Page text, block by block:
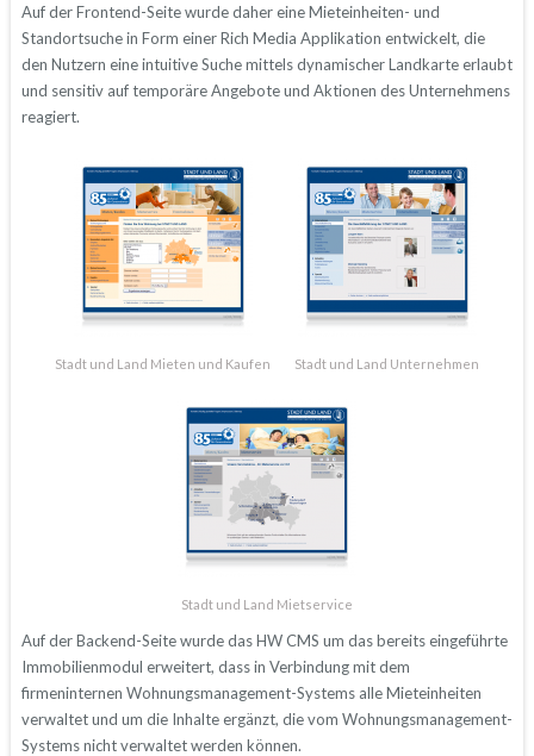
Auf der Frontend-Seite wurde daher eine Mieteinheiten- und
Standortsuche in Form einer Rich Media Applikation entwickelt, die
den Nutzern eine intuitive Suche mittels dynamischer Landkarte erlaubt
und sensitiv auf temporäre Angebote und Aktionen des Unternehmens
reagiert.
Stadt und Land Mieten und Kaufen Stadt und Land Unternehmen
Stadt und Land Mietservice
Auf der Backend-Seite wurde das HW CMS um das bereits eingeführte
Immobilienmodul erweitert, dass in Verbindung mit dem
firmeninternen Wohnungsmanagement-Systems alle Mieteinheiten
verwaltet und um die Inhalte ergänzt, die vom Wohnungsmanagement-
Systems nicht verwaltet werden können.